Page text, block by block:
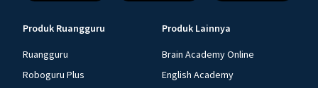
Produk Ruangguru
Ruangguru
Roboguru Plus
Produk Lainnya
Brain Academy Online
English Academy